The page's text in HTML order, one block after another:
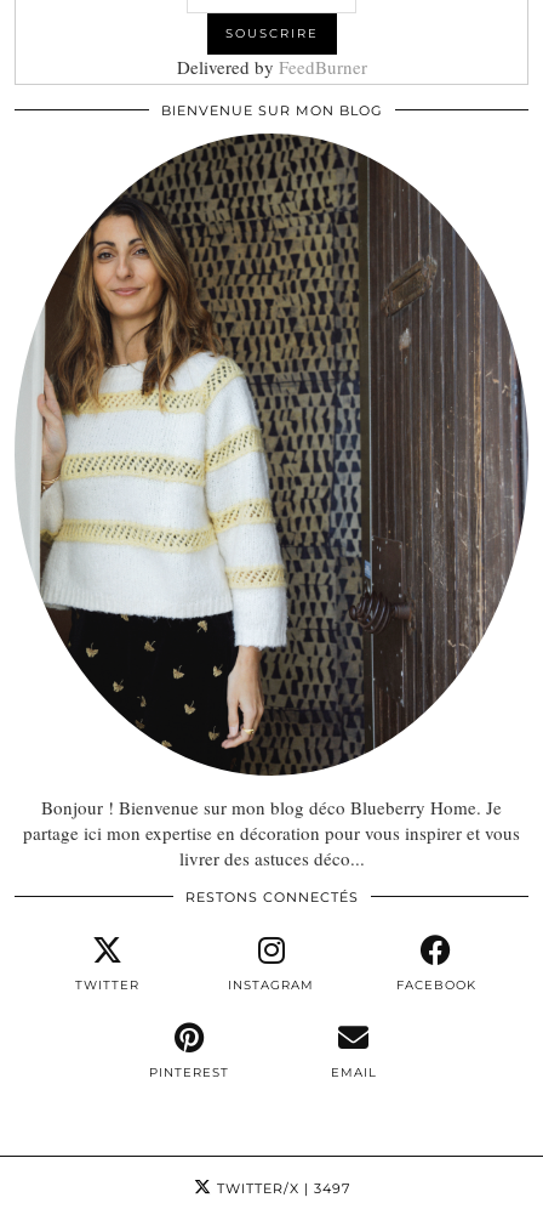
Delivered by FeedBurner
BIENVENUE SUR MON BLOG
Bonjour ! Bienvenue sur mon blog déco Blueberry Home. Je
partage ici mon expertise en décoration pour vous inspirer et vous
livrer des astuces déco...
RESTONS CONNECTÉS
TWITTER INSTAGRAM FACEBOOK
PINTEREST EMAIL
TWITTER/X | 3497